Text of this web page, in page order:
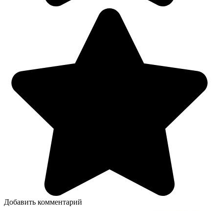
Добавить комментарий